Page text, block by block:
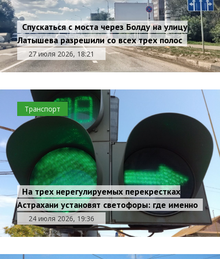
Спускаться с моста через Болду на улицу
Латышева разрешили со всех трех полос
27 июля 2026, 18:21
Транспорт
На трех нерегулируемых перекрестках
Астрахани установят светофоры: где именно
24 июля 2026, 19:36